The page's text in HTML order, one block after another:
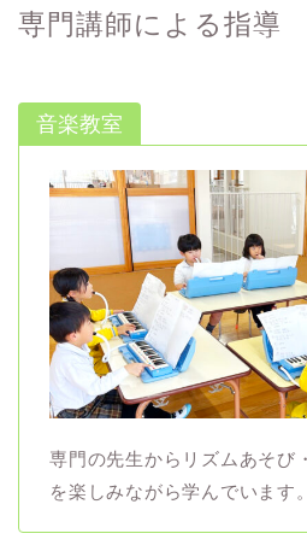
専門講師による指導
音楽教室
専門の先生からリズムあそび
を楽しみながら学んでいます。